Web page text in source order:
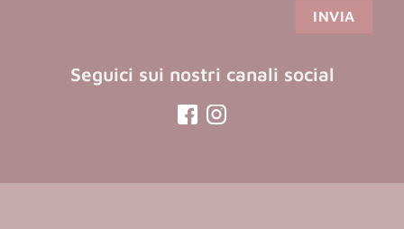
Seguici sui nostri canali social
a
a